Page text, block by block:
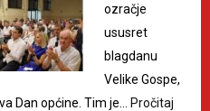
ozračje
ususret
blagdanu
Velike Gospe,
Dan općine. Tim je…
Pročitaj